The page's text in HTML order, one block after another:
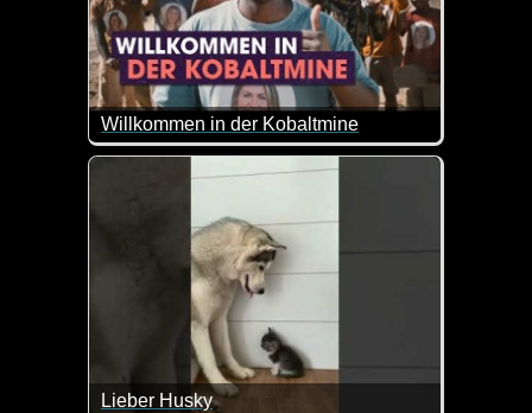
Willkommen in der Kobaltmine
Einblicke in eine kongolesische Kobaltmine. Ein
Lieber Husky